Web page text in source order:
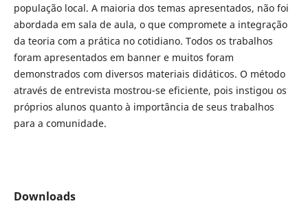
população local. A maioria dos temas apresentados, não foi
abordada em sala de aula, o que compromete a integração
da teoria com a prática no cotidiano. Todos os trabalhos
foram apresentados em banner e muitos foram
demonstrados com diversos materiais didáticos. O método
através de entrevista mostrou-se eficiente, pois instigou os
próprios alunos quanto à importância de seus trabalhos
para a comunidade.
Downloads